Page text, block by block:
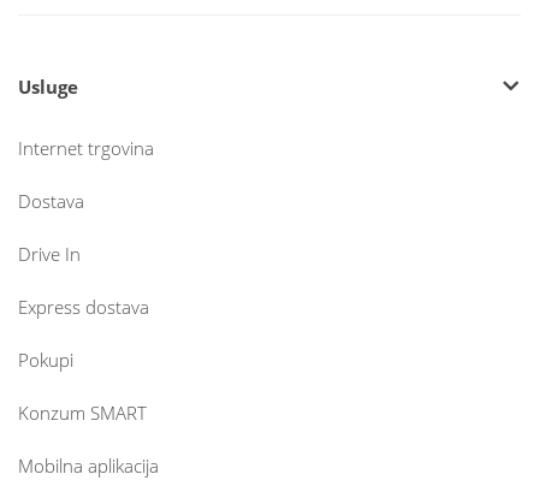
Usluge
Internet trgovina
Dostava
Drive In
Express dostava
Pokupi
Konzum SMART
Mobilna aplikacija